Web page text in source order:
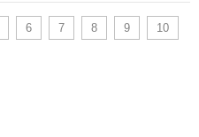
6 7 8 9
10